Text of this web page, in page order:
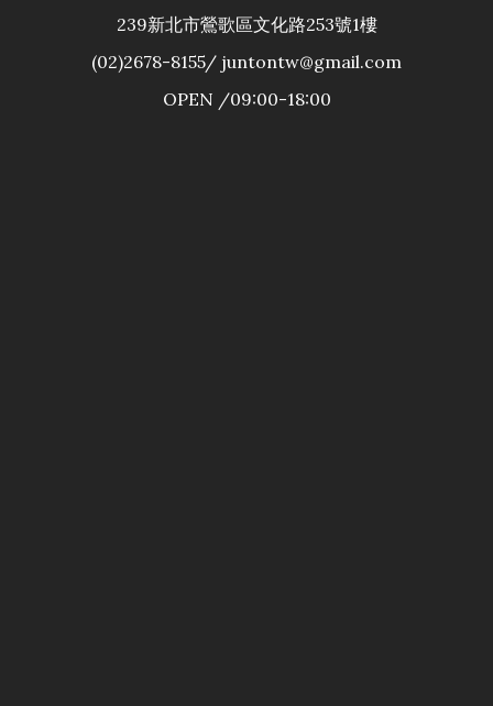
239新北市鶯歌區文化路253號1樓
(02)2678-8155/ juntontw@gmail.com
OPEN /09:00-18:00